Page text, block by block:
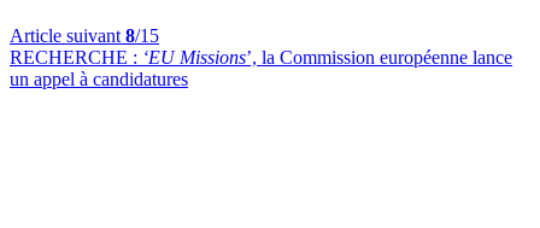
Article suivant 8/15
RECHERCHE : ‘EU Missions’, la Commission européenne lance
un appel à candidatures